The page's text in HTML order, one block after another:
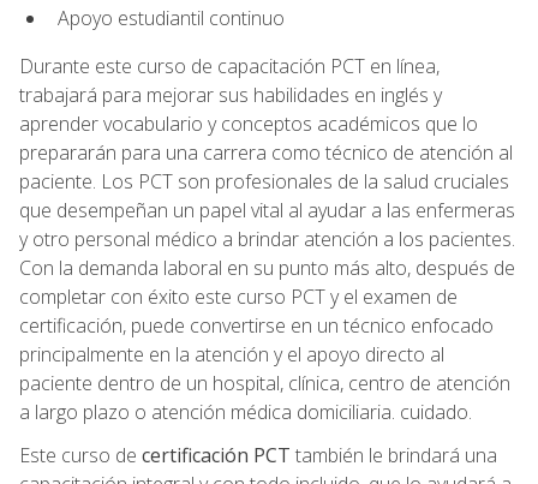
Apoyo estudiantil continuo
Durante este curso de capacitación PCT en línea,
trabajará para mejorar sus habilidades en inglés y
aprender vocabulario y conceptos académicos que lo
prepararán para una carrera como técnico de atención al
paciente. Los PCT son profesionales de la salud cruciales
que desempeñan un papel vital al ayudar a las enfermeras
y otro personal médico a brindar atención a los pacientes.
Con la demanda laboral en su punto más alto, después de
completar con éxito este curso PCT y el examen de
certificación, puede convertirse en un técnico enfocado
principalmente en la atención y el apoyo directo al
paciente dentro de un hospital, clínica, centro de atención
a largo plazo o atención médica domiciliaria. cuidado.
Este curso de certificación PCT también le brindará una